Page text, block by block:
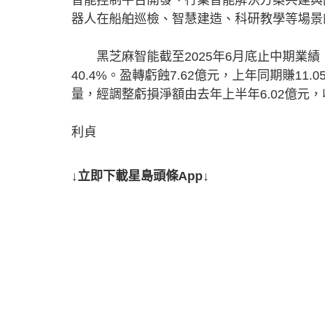
器人在船舶巡檢、智慧建造、科研教學等場
黑芝麻智能截至2025年6月底止中期業績
40.4%。盈轉虧蝕7.62億元，上年同期賺
量，經調整虧損淨額由去年上半年6.02億元
利貞
↓立即下載星島頭條App↓